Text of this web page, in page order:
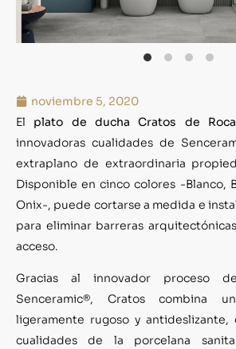
noviembre 5, 2020
El plato de ducha Cratos de Roca
innovadoras cualidades de
extraplano de extraordinaria
Disponible en cinco colores -Blanco,
Onix-, puede cortarse a medida e
para eliminar barreras
acceso.
Gracias al innovador proceso
Senceramic®, Cratos combina
ligeramente rugoso y antideslizante,
cualidades de la porcelana